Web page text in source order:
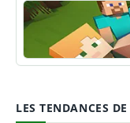
Guide Minecraft
LES TENDANCES